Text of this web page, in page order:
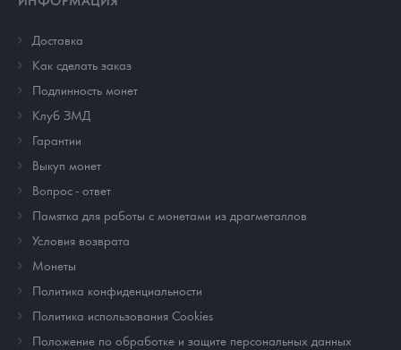
Доставка
Как сделать заказ
Подлинность монет
Клуб ЗМД
Гарантии
Выкуп монет
Вопрос - ответ
Памятка для работы с монетами из драгметаллов
Условия возврата
Монеты
Политика конфиденциальности
Политика использования Cookies
Положение по обработке и защите персональных данных